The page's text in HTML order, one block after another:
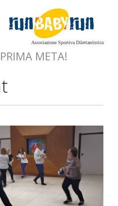
Associazione Sportiva Dilettantistica
META!